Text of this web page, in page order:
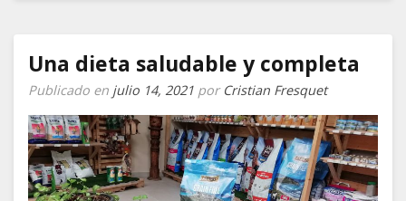
Una dieta saludable y completa
Publicado en julio 14, 2021 por Cristian Fresquet